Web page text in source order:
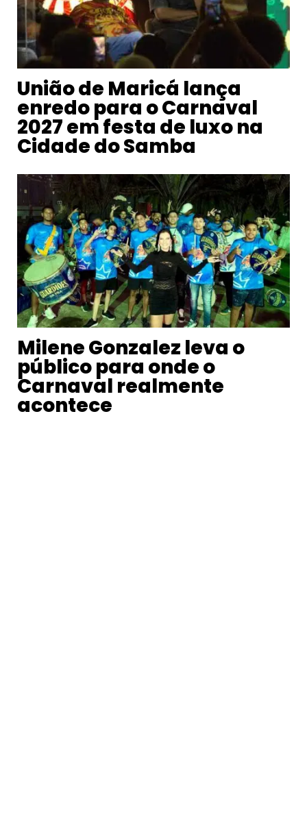
União de Maricá lança
enredo para o Carnaval
2027 em festa de luxo na
Cidade do Samba
Milene Gonzalez leva o
público para onde o
Carnaval realmente
acontece